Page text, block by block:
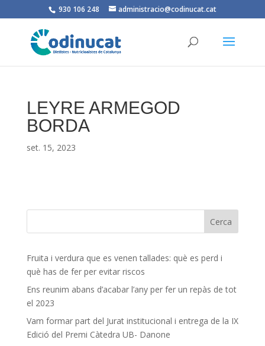
930 106 248 administracio@codinucat.cat
LEYRE ARMEGOD
BORDA
set. 15, 2023
Fruita i verdura que es venen tallades: què es perd i
què has de fer per evitar riscos
Ens reunim abans d’acabar l’any per fer un repàs de tot
el 2023
Vam formar part del Jurat institucional i entrega de la IX
Edició del Premi Càtedra UB- Danone